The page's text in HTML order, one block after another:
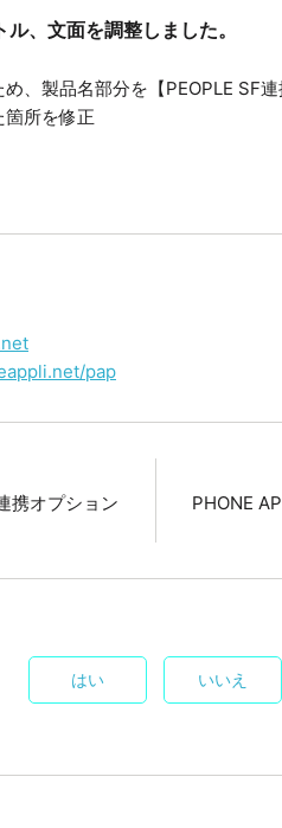
、文面を調整しました。
、製品名部分を【PEOPLE SF
所を修正
pap
携オプション
PHONE
はい いいえ